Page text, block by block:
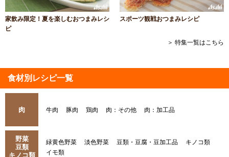
家飲み限定！夏を楽しむおつまみレシ
ピ
スポーツ観戦おつまみレシピ
＞ 特集一覧はこちら
食材別レシピ一覧
肉 牛肉 豚肉 鶏肉 肉：その他 肉：加工品
野菜
豆類
キノコ類
緑黄色野菜 淡色野菜 豆類・豆腐・豆加工品
キノコ類
イモ類